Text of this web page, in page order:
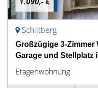
Schiltberg
Großzügige 3-Zimmer
Garage und Stellplatz
Etagenwohnung